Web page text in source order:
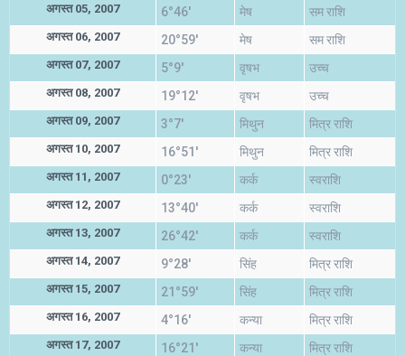
अगस्त 05, 2007 6°46' मेष सम राशि
अगस्त 06, 2007 20°59' मेष सम राशि
अगस्त 07, 2007 5°9' वृषभ उच्च
अगस्त 08, 2007 19°12' वृषभ उच्च
अगस्त 09, 2007 3°7' मिथुन मित्र राशि
अगस्त 10, 2007 16°51' मिथुन मित्र राशि
अगस्त 11, 2007 0°23' कर्क स्वराशि
अगस्त 12, 2007 13°40' कर्क स्वराशि
अगस्त 13, 2007 26°42' कर्क स्वराशि
अगस्त 14, 2007 9°28' सिंह मित्र राशि
अगस्त 15, 2007 21°59' सिंह मित्र राशि
अगस्त 16, 2007 4°16' कन्या मित्र राशि
अगस्त 17, 2007 16°21' कन्या मित्र राशि